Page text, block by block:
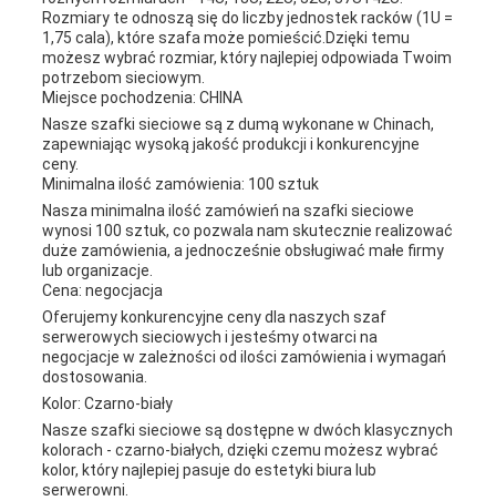
Rozmiary te odnoszą się do liczby jednostek racków (1U =
1,75 cala), które szafa może pomieścić.Dzięki temu
możesz wybrać rozmiar, który najlepiej odpowiada Twoim
potrzebom sieciowym.
Miejsce pochodzenia: CHINA
Nasze szafki sieciowe są z dumą wykonane w Chinach,
zapewniając wysoką jakość produkcji i konkurencyjne
ceny.
Minimalna ilość zamówienia: 100 sztuk
Nasza minimalna ilość zamówień na szafki sieciowe
wynosi 100 sztuk, co pozwala nam skutecznie realizować
duże zamówienia, a jednocześnie obsługiwać małe firmy
lub organizacje.
Cena: negocjacja
Oferujemy konkurencyjne ceny dla naszych szaf
serwerowych sieciowych i jesteśmy otwarci na
negocjacje w zależności od ilości zamówienia i wymagań
dostosowania.
Kolor: Czarno-biały
Nasze szafki sieciowe są dostępne w dwóch klasycznych
kolorach - czarno-białych, dzięki czemu możesz wybrać
kolor, który najlepiej pasuje do estetyki biura lub
serwerowni.